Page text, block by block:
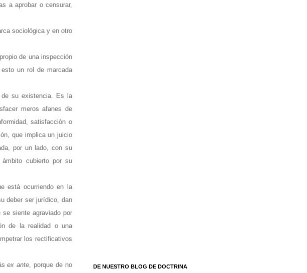
a aprobar o censurar,
sociológica y en otro
de una inspección
un rol de marcada
su existencia. Es la
meros afanes de
satisfacción o
que implica un juicio
por un lado, con su
cubierto por su
está ocurriendo en la
deber ser jurídico, dan
siente agraviado por
de la realidad o una
los rectificativos
ex ante , porque de no
DE NUESTRO BLOG DE DOCTRINA